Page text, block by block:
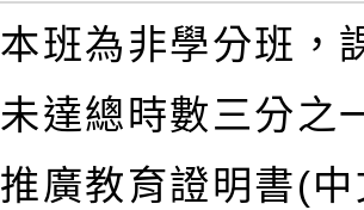
本班為非學分班，
未達總時數三分之
推廣教育證明書(